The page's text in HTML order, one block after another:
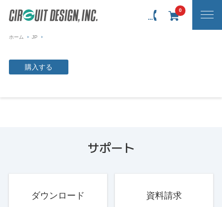
0
ホーム JP
購入する
サポート
ダウンロード 資料請求